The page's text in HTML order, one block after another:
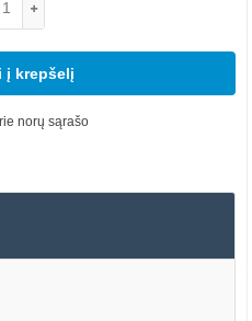
į krepšelį
norų sąrašo